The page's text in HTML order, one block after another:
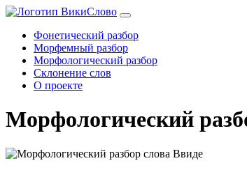
Фонетический разбор
Морфемный разбор
Морфологический разбор
Склонение слов
О проекте
Морфологический